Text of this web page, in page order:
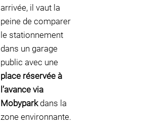
arrivée, il vaut la
peine de comparer
le stationnement
dans un garage
public avec une
place réservée à
l’avance via
Mobyparkdans la
zone environnante.